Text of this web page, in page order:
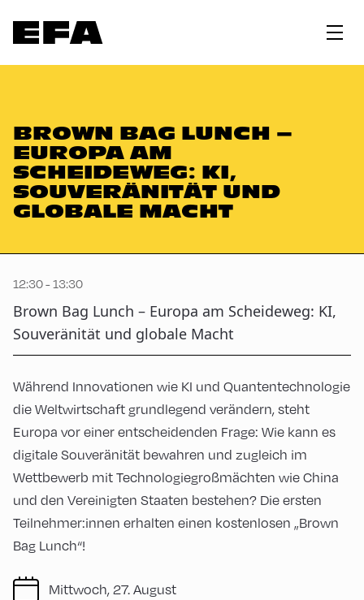
BROWN BAG LUNCH –
EUROPA AM
SCHEIDEWEG: KI,
SOUVERÄNITÄT UND
GLOBALE MACHT
12:30 - 13:30
Brown Bag Lunch – Europa am Scheideweg: KI,
Souveränität und globale Macht
Mittwoch, 27. August
Während Innovationen wie KI und Quantentechnologie
die Weltwirtschaft grundlegend verändern, steht
Europa vor einer entscheidenden Frage: Wie kann es
digitale Souveränität bewahren und zugleich im
Wettbewerb mit Technologiegroßmächten wie China
und den Vereinigten Staaten bestehen? Die ersten
Teilnehmer:innen erhalten einen kostenlosen „Brown
Bag Lunch“!